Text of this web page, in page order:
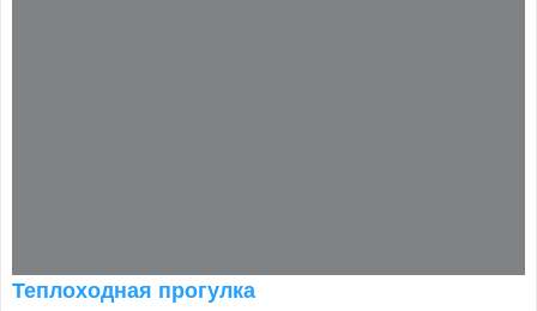
Теплоходная прогулка